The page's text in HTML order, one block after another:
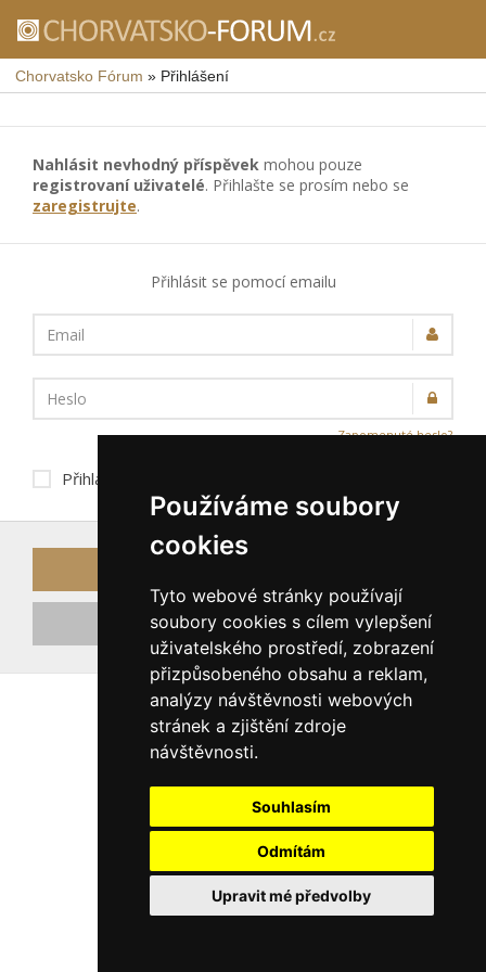
Používáme soubory
cookies
Tyto webové stránky používají
soubory cookies s cílem vylepšení
uživatelského prostředí, zobrazení
přizpůsobeného obsahu a reklam,
analýzy návštěvnosti webových
stránek a zjištění zdroje
návštěvnosti.
Souhlasím
Odmítám
Upravit mé předvolby
Chorvatsko Fórum » Přihlášení
Nahlásit nevhodný příspěvek mohou pouze
registrovaní uživatelé. Přihlašte se prosím nebo se
zaregistrujte.
Přihlásit se pomocí emailu
Email
Heslo
Zapomenuté heslo?
Přihlásit trvale na tomto zařízení
Registrovat nový účet